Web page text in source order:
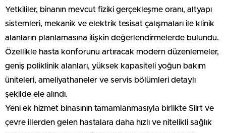
Yetkililer, binanın mevcut fiziki gerçekleşme oranı, altyapı
sistemleri, mekanik ve elektrik tesisat çalışmaları ile klinik
alanların planlamasına ilişkin değerlendirmelerde bulundu.
Özellikle hasta konforunu artıracak modern düzenlemeler,
geniş poliklinik alanları, yüksek kapasiteli yoğun bakım
üniteleri, ameliyathaneler ve servis bölümleri detaylı
şekilde ele alındı.
Yeni ek hizmet binasının tamamlanmasıyla birlikte Siirt ve
çevre illerden gelen hastalara daha hızlı ve nitelikli sağlık